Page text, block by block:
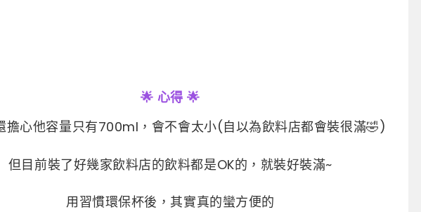
🌟 心得 🌟
擔心他容量只有700ml，會不會太小(自以為飲料店都會裝很滿🤣)
但目前裝了好幾家飲料店的飲料都是OK的，就裝好裝滿~
用習慣環保杯後，其實真的蠻方便的